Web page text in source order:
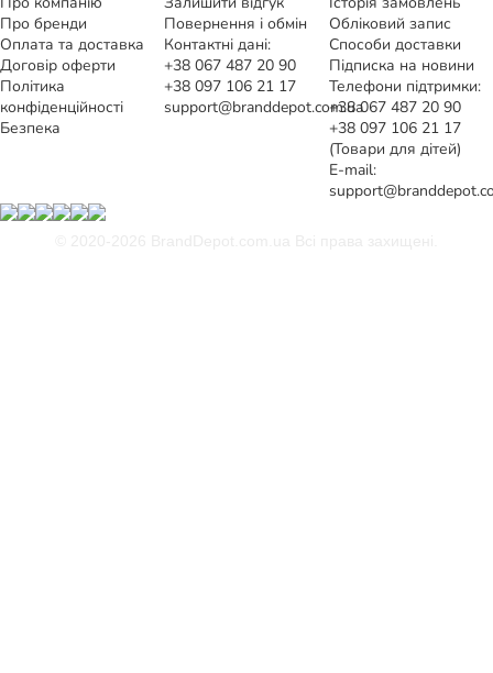
Про бренди
Оплата та доставка
Договір оферти
Політика
конфіденційності
Безпека
Повернення і обмін
Контактні дані:
+38 067 487 20 90
+38 097 106 21 17
support@branddepot.com.ua
Обліковий запис
Способи доставки
Підписка на новини
Телефони підтримки:
+38 067 487 20 90
+38 097 106 21 17
(Товари для дітей)
E-mail: